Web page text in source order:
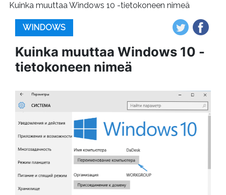
Kuinka muuttaa Windows 10 -tietokoneen nimeä
WINDOWS
Kuinka muuttaa Windows 10 -
tietokoneen nimeä